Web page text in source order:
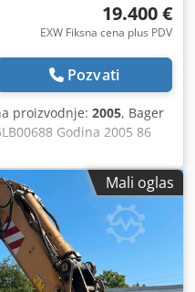
19.400 €
EXW Fiksna cena plus PDV
Pozvati
proizvodnje: 2005, Bager
Godina 2005 86
jedna kašika težina 13 t
Mali oglas